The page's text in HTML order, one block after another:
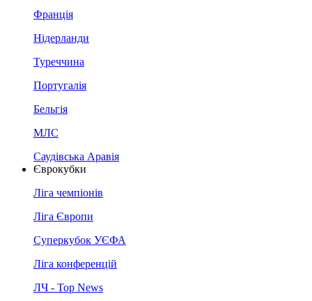
Франція
Нідерланди
Туреччина
Португалія
Бельгія
МЛС
Саудівська Аравія
Єврокубки
Ліга чемпіонів
Ліга Європи
Суперкубок УЄФА
Ліга конференцій
ЛЧ - Top News